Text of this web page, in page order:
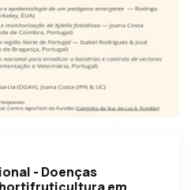
- Doenças
em